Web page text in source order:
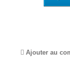
Ajouter au